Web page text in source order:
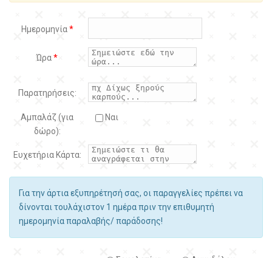
Ημερομηνία*
Ώρα*
Παρατηρήσεις:
Αμπαλάζ (για
δώρο):
Ναι
Ευχετήρια Κάρτα:
Για την άρτια εξυπηρέτησή σας, οι παραγγελίες πρέπει να
δίνονται τουλάχιστον 1 ημέρα πριν την επιθυμητή
ημερομηνία παραλαβής/ παράδοσης!